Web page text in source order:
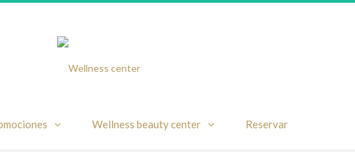
Wellness beauty center Reservar